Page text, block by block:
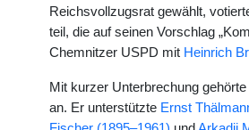
Reichsvollzugsrat gewählt,
teil, die auf seinen Vorschlag
Chemnitzer USPD mit Heinrich
Mit kurzer Unterbrechung
an. Er unterstützte Ernst